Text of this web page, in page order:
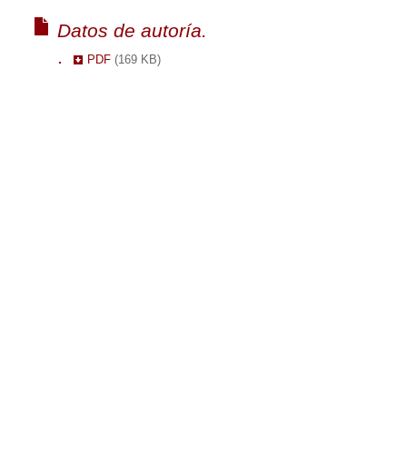
Datos de autoría.
.
PDF(169 KB)